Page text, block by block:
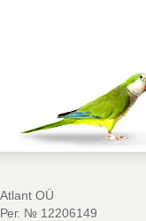
Atlant OÜ
Рег. № 12206149